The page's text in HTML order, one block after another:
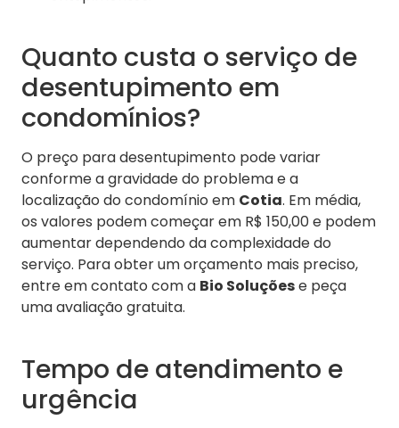
Quanto custa o serviço de
desentupimento em
condomínios?
O preço para desentupimento pode variar
conforme a gravidade do problema e a
localização do condomínio em Cotia. Em média,
os valores podem começar em R$ 150,00 e podem
aumentar dependendo da complexidade do
serviço. Para obter um orçamento mais preciso,
entre em contato com a Bio Soluçõese peça
uma avaliação gratuita.
Tempo de atendimento e
urgência